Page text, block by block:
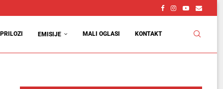
PRILOZI EMISIJE MALI OGLASI KONTAKT